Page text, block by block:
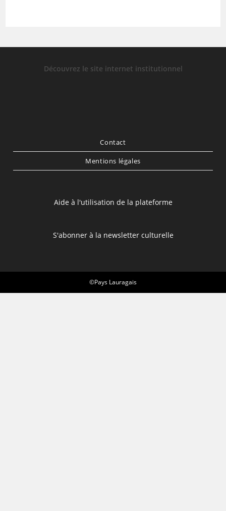
Découvrez le site internet institutionnel
Contact
Mentions légales
Aide à l'utilisation de la plateforme
S'abonner à la newsletter culturelle
©Pays Lauragais